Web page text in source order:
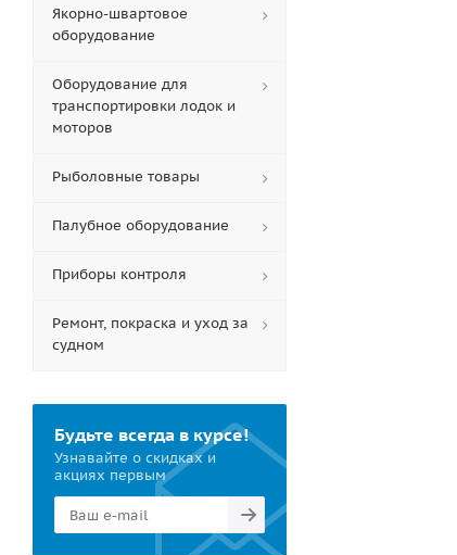
Якорно-швартовое
оборудование
Оборудование для
транспортировки лодок и
моторов
Рыболовные товары
Палубное оборудование
Приборы контроля
Ремонт, покраска и уход за
судном
Будьте всегда в курсе!
Узнавайте о скидках и
акциях первым